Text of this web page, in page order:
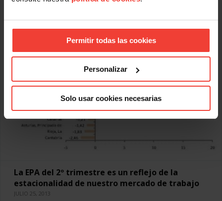
Permitir todas las cookies
Personalizar
Solo usar cookies necesarias
La EPA del 2º trimestre es un reflejo de la
estacionalidad de nuestro mercado de trabajo
JULIO 25, 2013